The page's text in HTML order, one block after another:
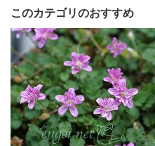
このカテゴリのおすすめ